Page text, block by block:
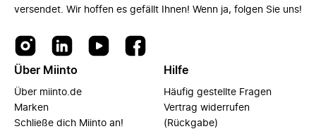
versendet. Wir hoffen es gefällt Ihnen! Wenn ja, folgen Sie uns!
Über Miinto
Über miinto.de
Marken
Schließe dich Miinto an!
Hilfe
Häufig gestellte Fragen
Vertrag widerrufen
(Rückgabe)